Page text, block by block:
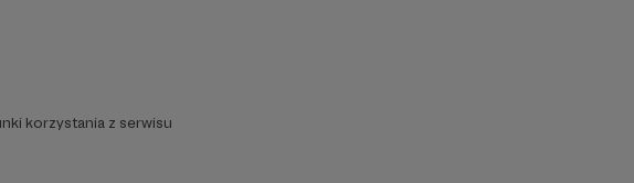
korzystania z serwisu